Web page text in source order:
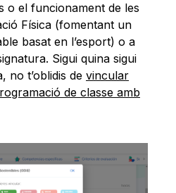
o el funcionament de les
Física (fomentant un
basat en l’esport) o a
Sigui quina sigui
no t’oblidis de vincular
de classe amb